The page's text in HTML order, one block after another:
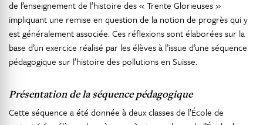
de l’enseignement de l’histoire des « Trente Glorieuses »
impliquant une remise en question de la notion de progrès qui y
est généralement associée. Ces réflexions sont élaborées sur la
base d’un exercice réalisé par les élèves à l’issue d’une séquence
pédagogique sur l’histoire des pollutions en Suisse.
Présentation de la séquence pédagogique
Cette séquence a été donnée à deux classes de l’École de